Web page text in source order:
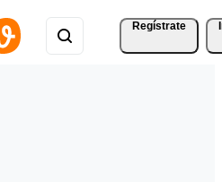
Regístrate